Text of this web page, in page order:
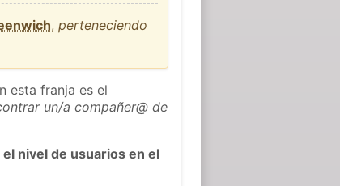
,perteneciendo
esta franja es el
un/a compañer@ de
el nivel de usuarios en el